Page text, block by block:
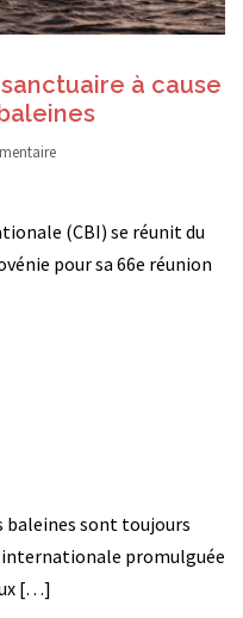
à cause
(CBI) se réunit du
pour sa 66e réunion
baleines sont toujours
promulguée
[…]